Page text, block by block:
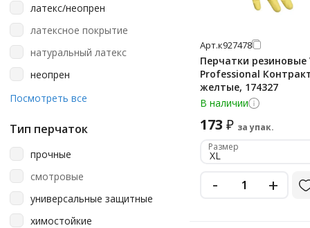
York
Азри
Ампаро
Артпласт
Континентпак
мятно-зеленый
оранжевый
розовый
светло-зеленый
синий
стальной
фиолетовый
черный
латекс/неопрен
латексное покрытие
натуральный латекс
неопрен
нержавеющая сталь
резина
Посмотреть все
Тип перчаток
прочные
смотровые
универсальные защитные
химостойкие
Арт.к927478
Перчатки резиновые
Professional
желтые, 174327
В наличии
173 ₽ за упак.
Размер
XL
- +